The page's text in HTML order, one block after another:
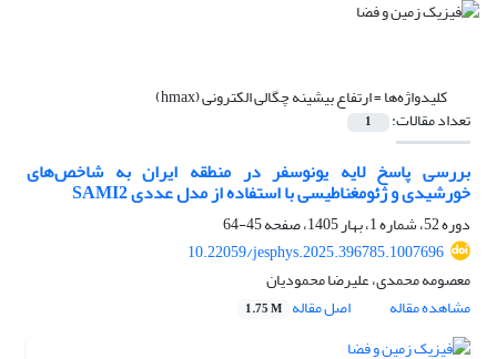
کلیدواژه‌ها =ارتفاع بیشینه چگالی الکترونی (hmax)
تعداد مقالات: 1
بررسی پاسخ لایه یونوسفر در منطقه ایران به شاخص‌های
خورشیدی و ژئومغناطیسی با استفاده از مدل عددی SAMI2
دوره 52، شماره 1، بهار 1405، صفحه
45-64
10.22059/jesphys.2025.396785.1007696
معصومه محمدی، علیرضا محمودیان
مشاهده مقاله
اصل مقاله 1.75 M